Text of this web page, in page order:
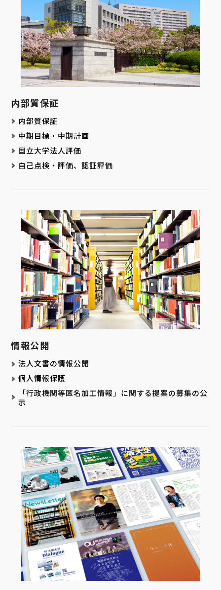
内部質保証
内部質保証
中期目標・中期計画
国立大学法人評価
自己点検・評価、認証評価
情報公開
法人文書の情報公開
個人情報保護
「行政機関等匿名加工情報」に関する提案の募集の公
示